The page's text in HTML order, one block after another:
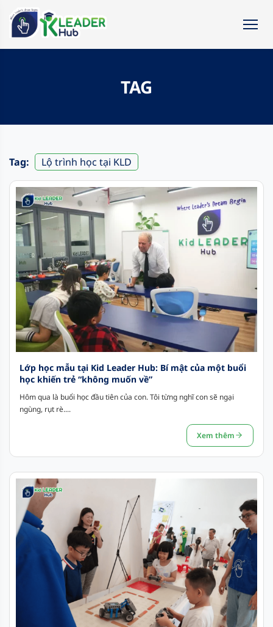
TAG
Tag: Lộ trình học tại KLD
Lớp học mẫu tại Kid Leader Hub: Bí mật của một buổi
học khiến trẻ “không muốn về”
Hôm qua là buổi học đầu tiên của con. Tôi từng nghĩ con sẽ ngại
ngùng, rụt rè....
Xem thêm